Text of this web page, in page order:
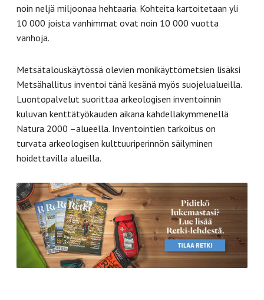
noin neljä miljoonaa hehtaaria. Kohteita kartoitetaan yli
10 000 joista vanhimmat ovat noin 10 000 vuotta
vanhoja.
Metsätalouskäytössä olevien monikäyttömetsien lisäksi
Metsähallitus inventoi tänä kesänä myös suojelualueilla.
Luontopalvelut suorittaa arkeologisen inventoinnin
kuluvan kenttätyökauden aikana kahdellakymmenellä
Natura 2000 –alueella. Inventointien tarkoitus on
turvata arkeologisen kulttuuriperinnön säilyminen
hoidettavilla alueilla.